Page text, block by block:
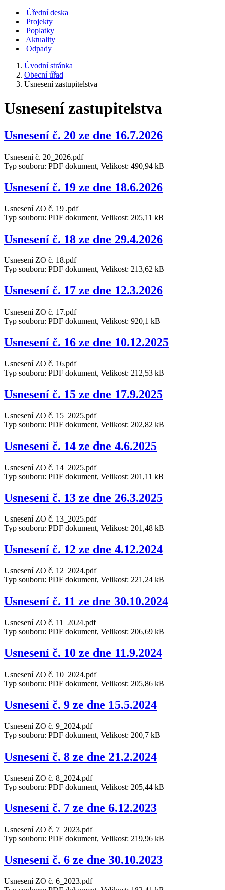
Úřední deska
Projekty
Poplatky
Aktuality
Odpady
Úvodní stránka
Obecní úřad
Usnesení zastupitelstva
Usnesení zastupitelstva
Usnesení č. 20 ze dne 16.7.2026
Usnesení č. 20_2026.pdf
Typ souboru: PDF dokument, Velikost: 490,94 kB
Usnesení č. 19 ze dne 18.6.2026
Usnesení ZO č. 19 .pdf
Typ souboru: PDF dokument, Velikost: 205,11 kB
Usnesení č. 18 ze dne 29.4.2026
Usnesení ZO č. 18.pdf
Typ souboru: PDF dokument, Velikost: 213,62 kB
Usnesení č. 17 ze dne 12.3.2026
Usnesení ZO č. 17.pdf
Typ souboru: PDF dokument, Velikost: 920,1 kB
Usnesení č. 16 ze dne 10.12.2025
Usnesení ZO č. 16.pdf
Typ souboru: PDF dokument, Velikost: 212,53 kB
Usnesení č. 15 ze dne 17.9.2025
Usnesení ZO č. 15_2025.pdf
Typ souboru: PDF dokument, Velikost: 202,82 kB
Usnesení č. 14 ze dne 4.6.2025
Usnesení ZO č. 14_2025.pdf
Typ souboru: PDF dokument, Velikost: 201,11 kB
Usnesení č. 13 ze dne 26.3.2025
Usnesení ZO č. 13_2025.pdf
Typ souboru: PDF dokument, Velikost: 201,48 kB
Usnesení č. 12 ze dne 4.12.2024
Usnesení ZO č. 12_2024.pdf
Typ souboru: PDF dokument, Velikost: 221,24 kB
Usnesení č. 11 ze dne 30.10.2024
Usnesení ZO č. 11_2024.pdf
Typ souboru: PDF dokument, Velikost: 206,69 kB
Usnesení č. 10 ze dne 11.9.2024
Usnesení ZO č. 10_2024.pdf
Typ souboru: PDF dokument, Velikost: 205,86 kB
Usnesení č. 9 ze dne 15.5.2024
Usnesení ZO č. 9_2024.pdf
Typ souboru: PDF dokument, Velikost: 200,7 kB
Usnesení č. 8 ze dne 21.2.2024
Usnesení ZO č. 8_2024.pdf
Typ souboru: PDF dokument, Velikost: 205,44 kB
Usnesení č. 7 ze dne 6.12.2023
Usnesení ZO č. 7_2023.pdf
Typ souboru: PDF dokument, Velikost: 219,96 kB
Usnesení č. 6 ze dne 30.10.2023
Usnesení ZO č. 6_2023.pdf